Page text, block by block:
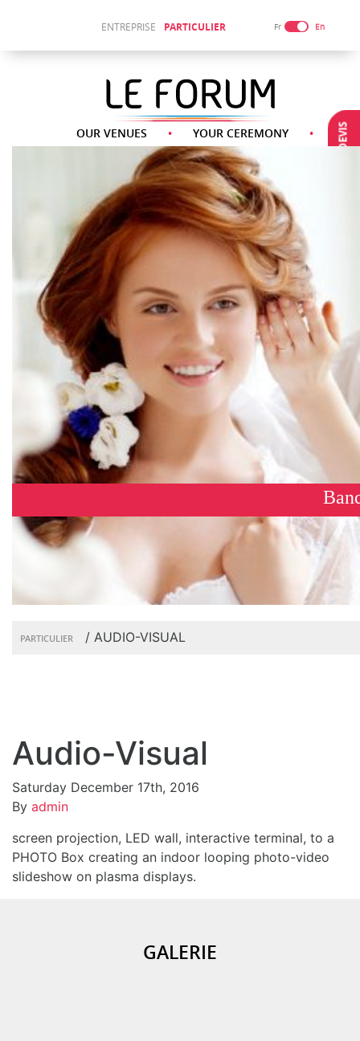
ENTREPRISE PARTICULIER Fr En
OUR VENUES YOUR CEREMONY DEMANDE DEVIS
PARTICULIER / AUDIO-VISUAL
Audio-Visual
Saturday December 17th, 2016
By admin
Feel free to contact us for professional quality audio-
visual solutions. From LED screen displays, large
screen projection, LED wall, interactive terminal, to a
PHOTO Box creating an indoor looping photo-video
slideshow on plasma displays.
GALERIE